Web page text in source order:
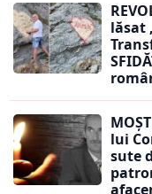
lăsat
lui
sute